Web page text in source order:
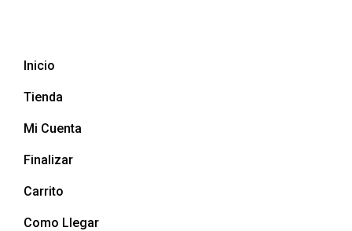
Inicio
Tienda
Mi Cuenta
Finalizar
Carrito
Como Llegar